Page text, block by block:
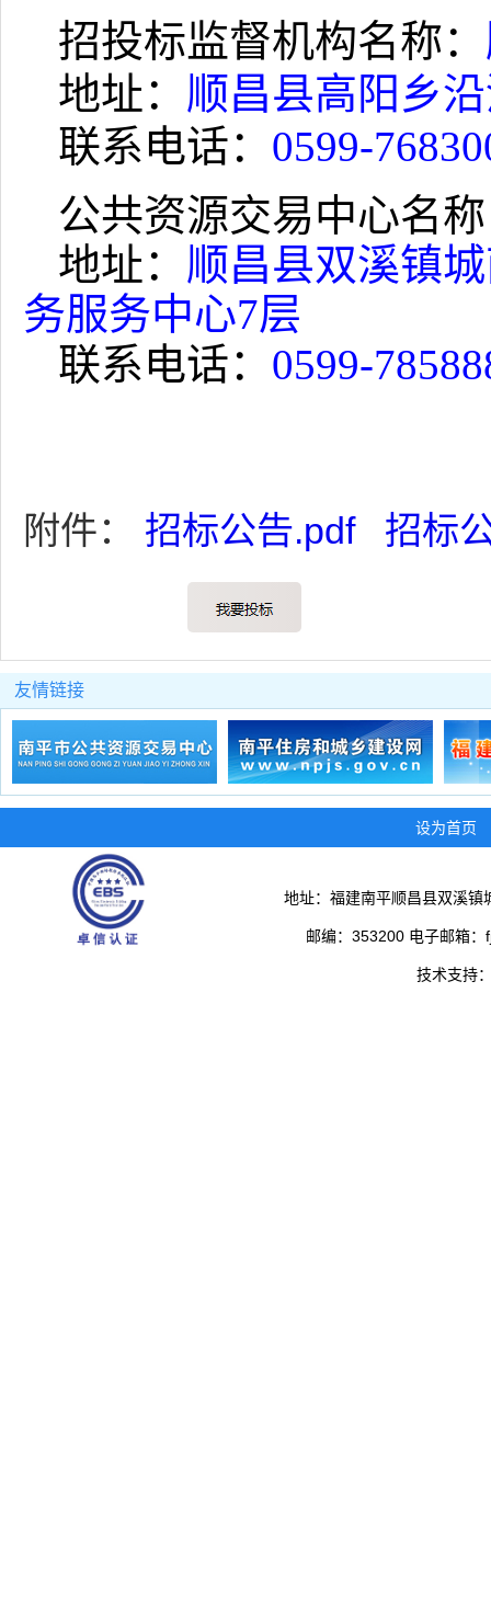
招投标监督机构名称：
地址： 顺昌县高阳乡
联系电话： 0599-
公共资源交易中心名
地址： 顺昌县双溪镇
务服务中心7层
联系电话： 0599-
附件： 招标公告.pdf 招标
友情链接
设为首页
地址：福建南平顺昌县双溪
邮编：353200 电子邮箱
技术支持